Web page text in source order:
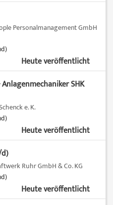
Personalmanagement GmbH
Heute veröffentlicht
SHK
e. K.
Heute veröffentlicht
Ruhr GmbH & Co. KG
Heute veröffentlicht